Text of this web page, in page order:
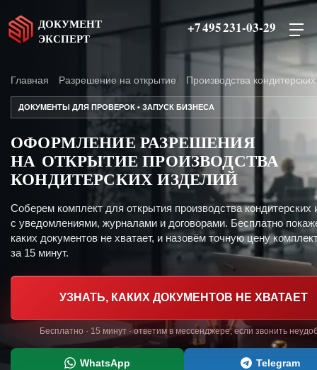
ДОКУМЕНТ
ЭКСПЕРТ
+7 495 231-03-29
Главная Разрешение на открытие Производства
ДОКУМЕНТЫ ДЛЯ ПРОВЕРОК • ЗАПУСК БИЗНЕСА
ОФОРМЛЕНИЕ РАЗРЕШЕНИЯ
НА ОТКРЫТИЕ ПРОИЗВОДСТВА
КОНДИТЕРСКИХ ИЗДЕЛИЙ
Соберем комплект для открытия производства кондитерских
с уведомлениями, журналами и договорами. Бесплатно
каких документов не хватает, и назовём точную цену
за 15 минут.
УЗНАТЬ, КАКИХ ДОКУМЕНТОВ НЕ ХВАТАЕТ
Бесплатно · 15 минут · ответим в мессенджере, если звонить
WhatsApp Telegram